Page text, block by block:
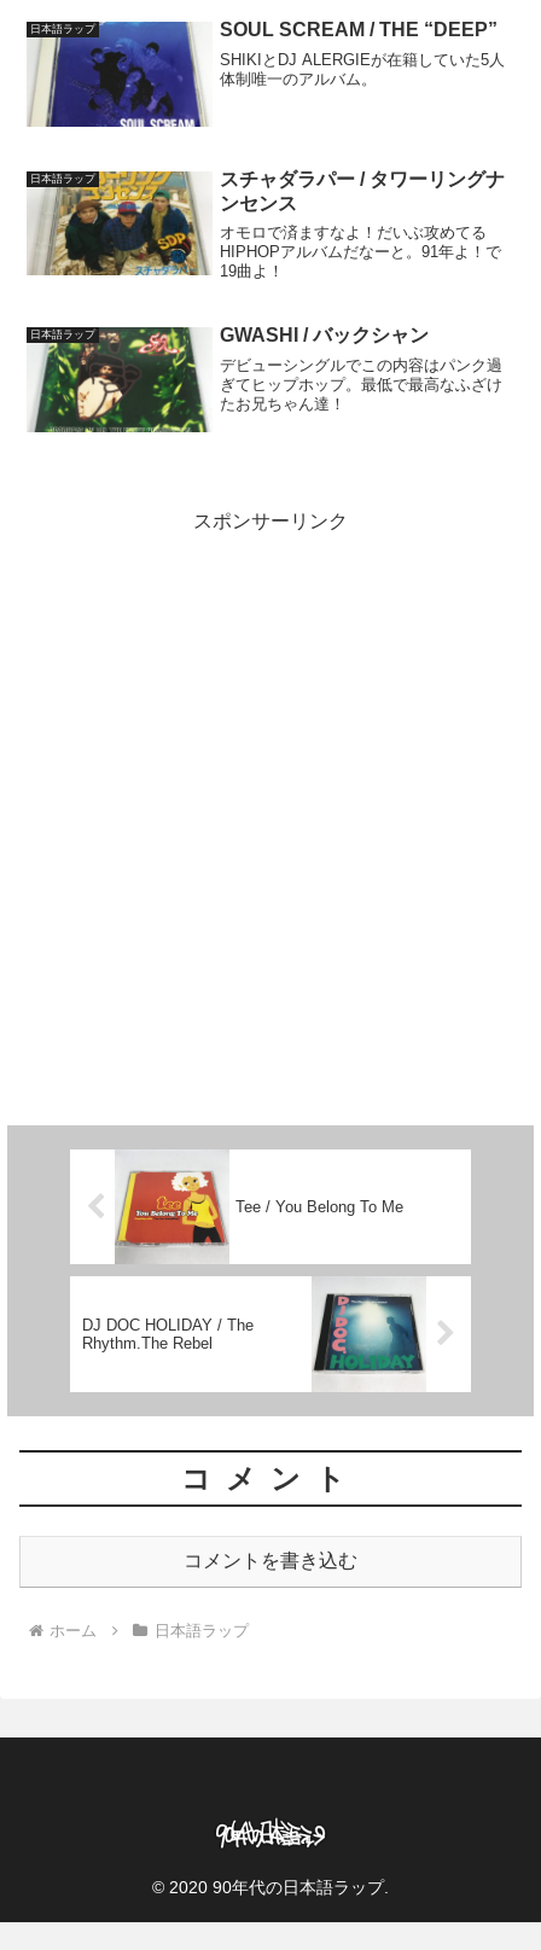
日本語ラップ SOUL SCREAM / THE “DEEP”
SHIKIとDJ ALERGIEが在籍していた5人
体制唯一のアルバム。
日本語ラップ
スチャダラパー / タワーリングナ
ンセンス
オモロで済ますなよ！だいぶ攻めてる
HIPHOPアルバムだなーと。91年よ！で
19曲よ！
日本語ラップ GWASHI / バックシャン
デビューシングルでこの内容はパンク過
ぎてヒップホップ。最低で最高なふざけ
たお兄ちゃん達！
スポンサーリンク
Tee / You Belong To Me
DJ DOC HOLIDAY / The
Rhythm.The Rebel
コメント
コメントを書き込む
ホーム 日本語ラップ
© 2020 90年代の日本語ラップ.